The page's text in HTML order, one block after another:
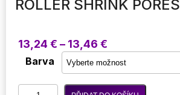
ROLLER SHRINK PORES
13,24 € – 13,46 €
cen:
až
Barva
Ice